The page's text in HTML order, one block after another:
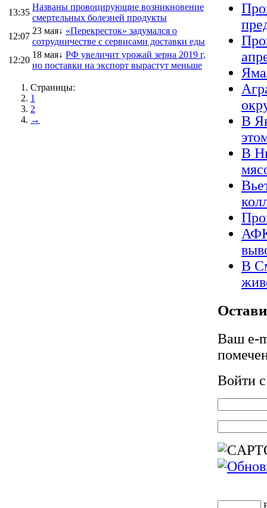
13:35
Названы провоцирующие возникновение
смертельных болезней продукты
12:07
23 мая↓ «Перекресток» задумался о
сотрудничестве с сервисами доставки еды
12:20
18 мая↓ РФ увеличит урожай зерна 2019 г,
но поставки на экспорт вырастут меньше
Страницы:
1
2
→
В
В
АФК
В
Ваш e-
Войти